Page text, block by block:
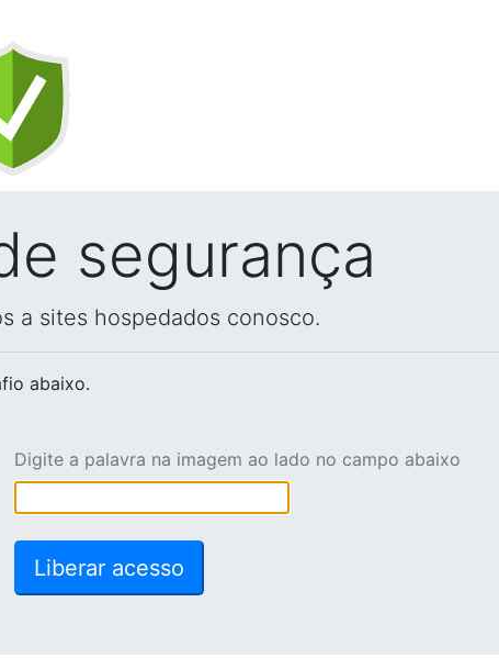
segurança
a sites hospedados conosco.
abaixo.
Digite a palavra na imagem ao lado no campo abaixo